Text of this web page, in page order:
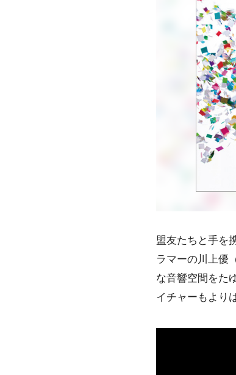
盟友たちと手を
ラマーの川上優
な音響空間をた
イチャーもより